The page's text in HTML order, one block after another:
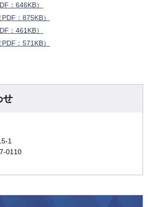
：646KB）
：875KB）
：461KB）
：571KB）
せ
1
0110